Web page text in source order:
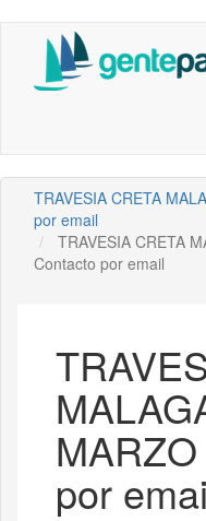
contenido
TRAVESIA CRETA
por email
TRAVESIA CRETA
Contacto por email
por